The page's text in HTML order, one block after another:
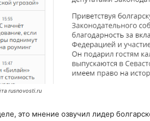
rusnovosti.ru
это мнение озвучил лидер